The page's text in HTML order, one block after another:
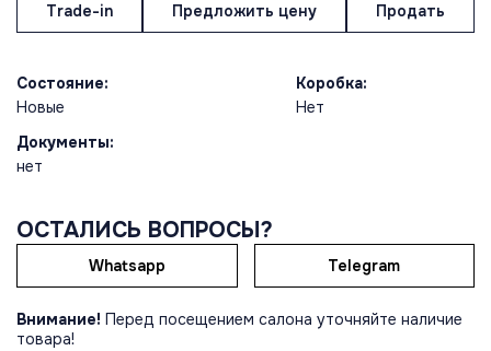
Trade-in Предложить цену Продать
Состояние:
Новые
Коробка:
Нет
Документы:
нет
ОСТАЛИСЬ ВОПРОСЫ?
Whatsapp Telegram
Внимание! Перед посещением салона уточняйте наличие
товара!